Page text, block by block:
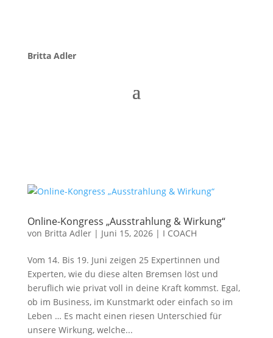
Britta Adler
Online-Kongress „Ausstrahlung & Wirkung“
von Britta Adler| Juni 15, 2026| I COACH
Vom 14. Bis 19. Juni zeigen 25 Expertinnen und
Experten, wie du diese alten Bremsen löst und
beruflich wie privat voll in deine Kraft kommst. Egal,
ob im Business, im Kunstmarkt oder einfach so im
Leben … Es macht einen riesen Unterschied für
unsere Wirkung, welche...